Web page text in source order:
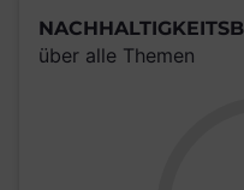
über alle Themen